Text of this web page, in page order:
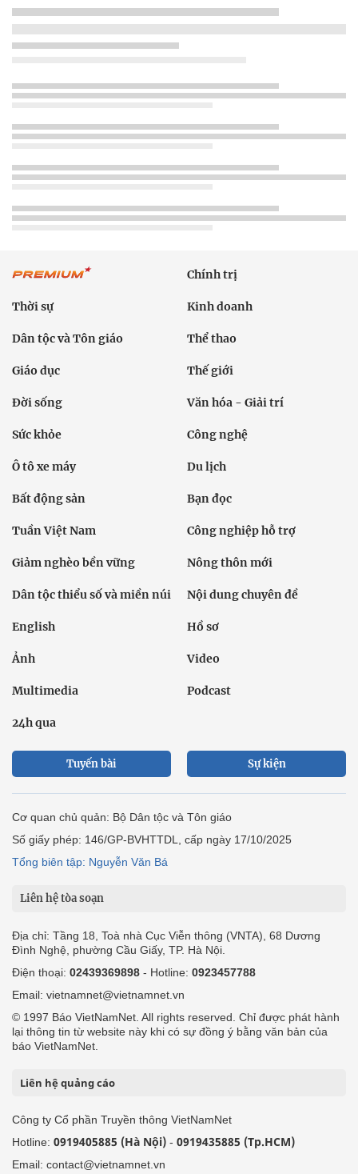
Chính trị
Thời sự Kinh doanh
Dân tộc và Tôn giáo Thể thao
Giáo dục Thế giới
Đời sống Văn hóa - Giải trí
Sức khỏe Công nghệ
Ô tô xe máy Du lịch
Bất động sản Bạn đọc
Tuần Việt Nam Công nghiệp hỗ trợ
Giảm nghèo bền vững Nông thôn mới
Dân tộc thiểu số và miền núi Nội dung chuyên đề
English Hồ sơ
Ảnh Video
Multimedia Podcast
24h qua
Tuyến bài Sự kiện
Cơ quan chủ quản: Bộ Dân tộc và Tôn giáo
Số giấy phép: 146/GP-BVHTTDL, cấp ngày 17/10/2025
Tổng biên tập: Nguyễn Văn Bá
Liên hệ tòa soạn
Địa chỉ: Tầng 18, Toà nhà Cục Viễn thông (VNTA), 68 Dương
Đình Nghệ, phường Cầu Giấy, TP. Hà Nội.
Điện thoại: 02439369898 - Hotline: 0923457788
Email: vietnamnet@vietnamnet.vn
© 1997 Báo VietNamNet. All rights reserved. Chỉ được phát hành
lại thông tin từ website này khi có sự đồng ý bằng văn bản của
báo VietNamNet.
Liên hệ quảng cáo
Công ty Cổ phần Truyền thông VietNamNet
Hotline: 0919405885 (Hà Nội) - 0919435885 (Tp.HCM)
Email: contact@vietnamnet.vn